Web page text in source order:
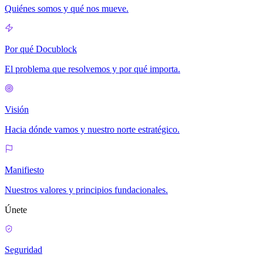
Quiénes somos y qué nos mueve.
Por qué Docublock
El problema que resolvemos y por qué importa.
Visión
Hacia dónde vamos y nuestro norte estratégico.
Manifiesto
Nuestros valores y principios fundacionales.
Únete
Seguridad